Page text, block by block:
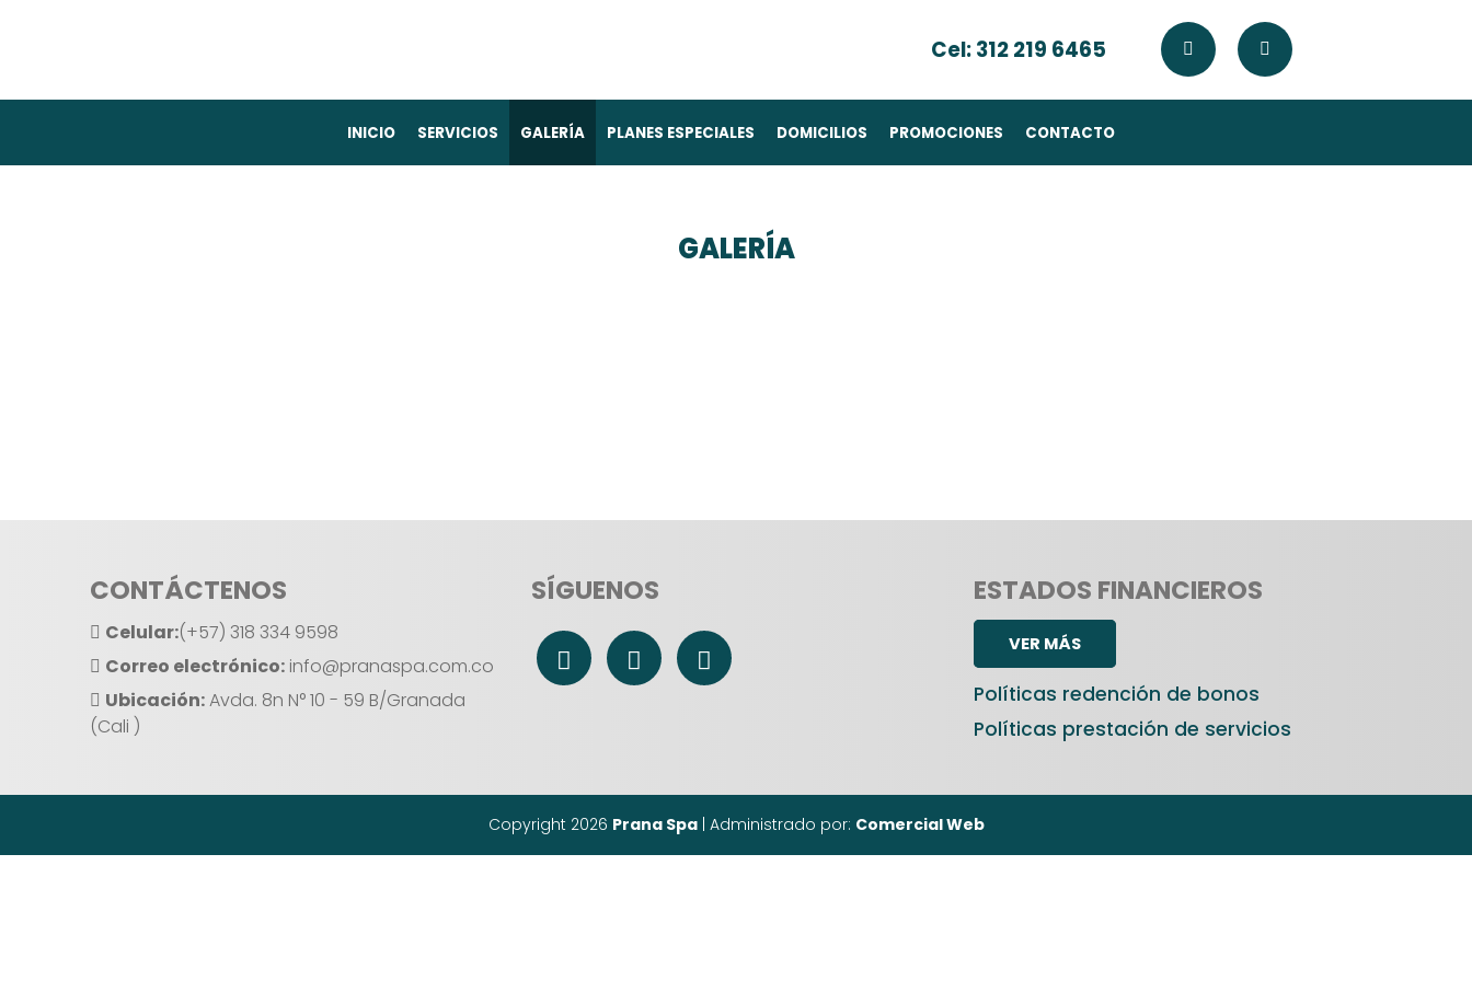
Cel: 312 219 6465
INICIO SERVICIOS GALERÍA PLANES ESPECIALES DOMICILIOS PROMOCIONES CONTACTO
GALERÍA
CONTÁCTENOS
Celular:(+57) 318 334 9598
Correo electrónico: info@pranaspa.com.co
Ubicación:Avda. 8n N° 10 - 59 B/Granada
(Cali )
SÍGUENOS ESTADOS FINANCIEROS
VER MÁS
Políticas redención de bonos
Políticas prestación de servicios
Copyright 2026 Prana Spa| Administrado por: Comercial Web